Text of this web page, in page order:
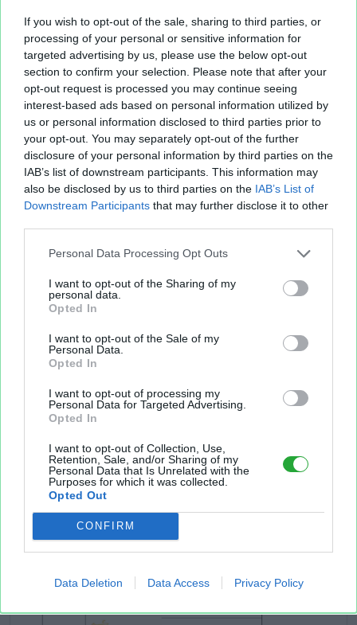
If you wish to opt-out of the sale, sharing to third parties, or
processing of your personal or sensitive information for
targeted advertising by us, please use the below opt-out
section to confirm your selection. Please note that after your
opt-out request is processed you may continue seeing
interest-based ads based on personal information utilized by
us or personal information disclosed to third parties prior to
your opt-out. You may separately opt-out of the further
disclosure of your personal information by third parties on the
IAB’s list of downstream participants. This information may
also be disclosed by us to third parties on the IAB’s List of
Downstream Participants that may further disclose it to other
Personal Data Processing Opt Outs
I want to opt-out of the Sharing of my
personal data.
Opted In
I want to opt-out of the Sale of my
Personal Data.
Opted In
I want to opt-out of processing my
Personal Data for Targeted Advertising.
Opted In
I want to opt-out of Collection, Use,
Retention, Sale, and/or Sharing of my
Personal Data that Is Unrelated with the
Purposes for which it was collected.
Opted Out
CONFIRM
Data Deletion Data Access Privacy Policy